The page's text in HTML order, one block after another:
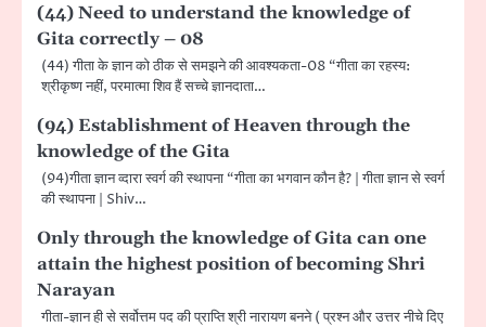
(44) Need to understand the knowledge of
Gita correctly – 08
(44) गीता के ज्ञान को ठीक से समझने की आवश्यकता-08 “गीता का रहस्य:
श्रीकृष्ण नहीं, परमात्मा शिव हैं सच्चे ज्ञानदाता…
(94) Establishment of Heaven through the
knowledge of the Gita
(94)गीता ज्ञान व्दारा स्वर्ग की स्थापना “गीता का भगवान कौन है? | गीता ज्ञान से स्वर्ग
की स्थापना | Shiv…
Only through the knowledge of Gita can one
attain the highest position of becoming Shri
Narayan
गीता-ज्ञान ही से सर्वोत्तम पद की प्राप्ति श्री नारायण बनने ( प्रश्न और उत्तर नीचे दिए